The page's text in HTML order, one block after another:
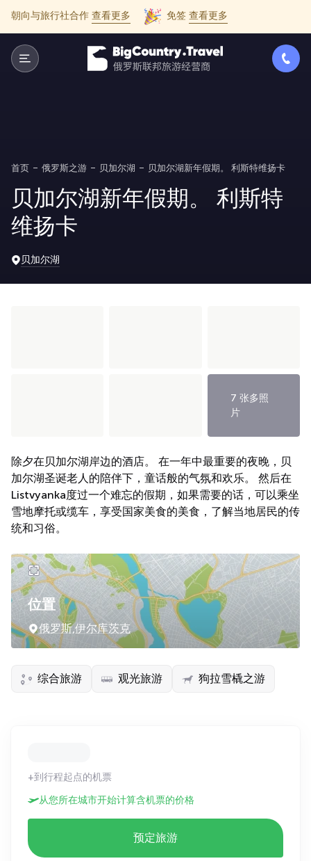
朝向与旅行社合作 查看更多 免签 查看更多
首页 俄罗斯之游 贝加尔湖 贝加尔湖新年假期。 利斯特维扬卡
贝加尔湖新年假期。 利斯特
维扬卡
贝加尔湖
7 张多照
片
除夕在贝加尔湖岸边的酒店。 在一年中最重要的夜晚，贝
加尔湖圣诞老人的陪伴下，童话般的气氛和欢乐。 然后在
Listvyanka度过一个难忘的假期，如果需要的话，可以乘坐
雪地摩托或缆车，享受国家美食的美食，了解当地居民的传
统和习俗。
位置
俄罗斯,伊尔库茨克
综合旅游 观光旅游 狗拉雪橇之游
+到行程起点的机票
从您所在城市开始计算含机票的价格
预定旅游